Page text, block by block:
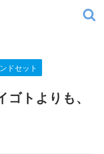
ドセット
ゴトよりも、